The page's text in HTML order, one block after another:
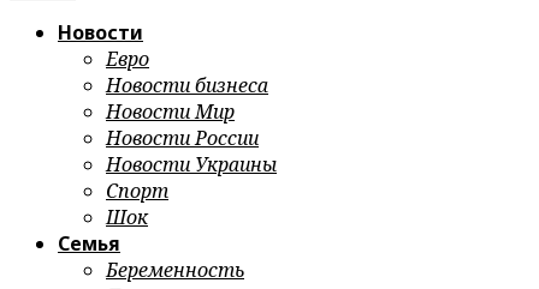
Новости
Евро
Новости бизнеса
Новости Мир
Новости России
Новости Украины
Спорт
Шок
Семья
Беременность